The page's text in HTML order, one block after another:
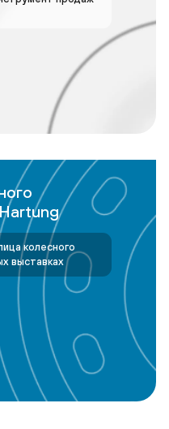
колесного
выставках